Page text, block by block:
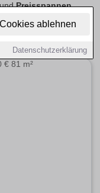
ablehnen
Datenschutzerklärung
Preisspannen.